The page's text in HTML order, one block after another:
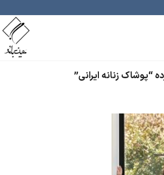
زنانه ایرانی”
افزودن
به
علاقه
مندی
ها